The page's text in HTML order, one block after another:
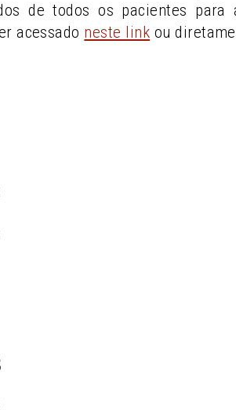
de todos os pacientes para
acessado neste link ou